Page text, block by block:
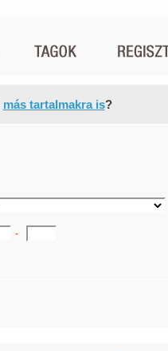
más tartalmakra is?
-